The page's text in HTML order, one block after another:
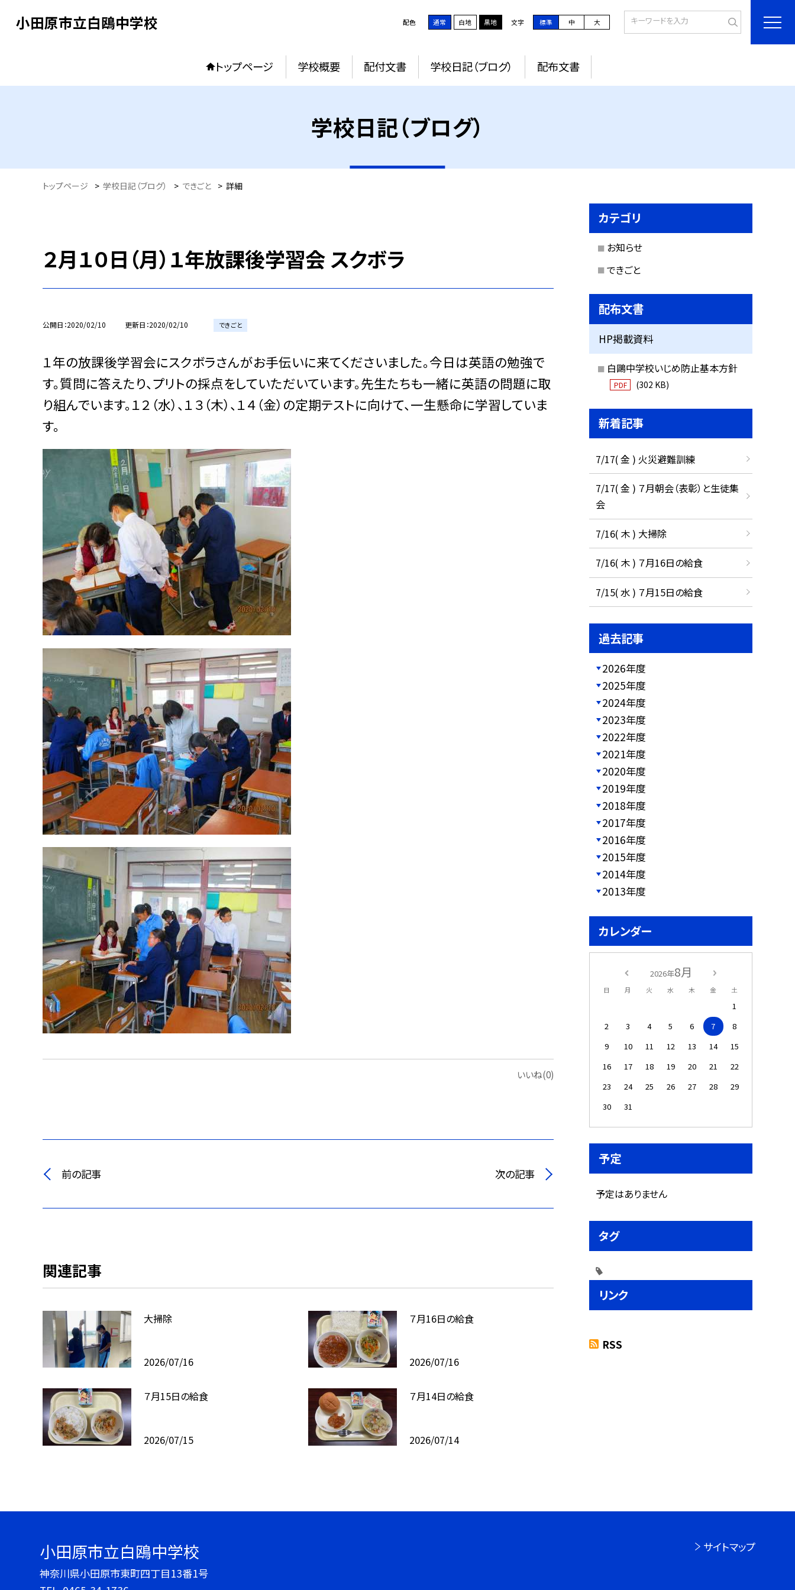
小田原市立白鴎中学校 配色 通常 白地 黒地 文字 標準 中 大
トップページ 学校概要 配付文書 学校日記（ブログ） 配布文書
学校日記（ブログ）
トップページ > 学校日記（ブログ） > できごと > 詳細
２月１０日（月）１年放課後学習会 スクボラ
公開日 2020/02/10 更新日 2020/02/10 できごと
１年の放課後学習会にスクボラさんがお手伝いに来てくださいました。今日は英語の勉強で
す。質問に答えたり、プリトの採点をしていただいています。先生たちも一緒に英語の問題に取
り組んでいます。１２（水）、１３（木）、１４（金）の定期テストに向けて、一生懸命に学習していま
す。
いいね(0)
前の記事 次の記事
関連記事
大掃除
2026/07/16
７月16日の給食
2026/07/16
７月15日の給食
2026/07/15
７月14日の給食
2026/07/14
カテゴリ
お知らせ
できごと
配布文書
HP掲載資料
白鷗中学校いじめ防止基本方針
PDF (302 KB)
新着記事
7/17( 金 ) 火災避難訓練
7/17( 金 ) ７月朝会（表彰）と生徒集
会
7/16( 木 ) 大掃除
7/16( 木 ) ７月16日の給食
7/15( 水 ) ７月15日の給食
過去記事
2026年度
2025年度
2024年度
2023年度
2022年度
2021年度
2020年度
2019年度
2018年度
2017年度
2016年度
2015年度
2014年度
2013年度
カレンダー
2026年8月
日 月 火 水 木 金 土
1
2
3 4 5 6 7
8
9
10 11 12 13 14
15
16
17 18 19 20 21
22
23
24 25 26 27 28
29
30
31
予定
予定はありません
タグ
リンク
RSS
小田原市立白鴎中学校
神奈川県小田原市東町四丁目13番1号
サイトマップ